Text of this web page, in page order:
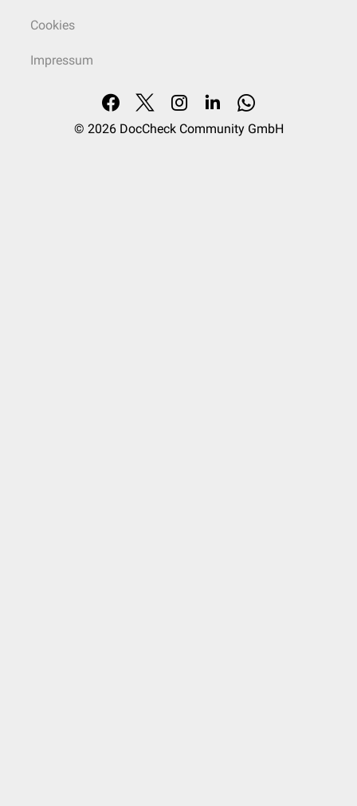
Cookies
Impressum
© 2026 DocCheck Community GmbH